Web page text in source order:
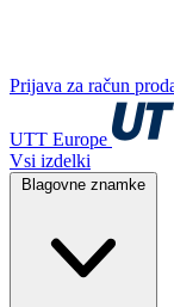
Prijava za račun
UTT Europe
Vsi izdelki
Blagovne znamke